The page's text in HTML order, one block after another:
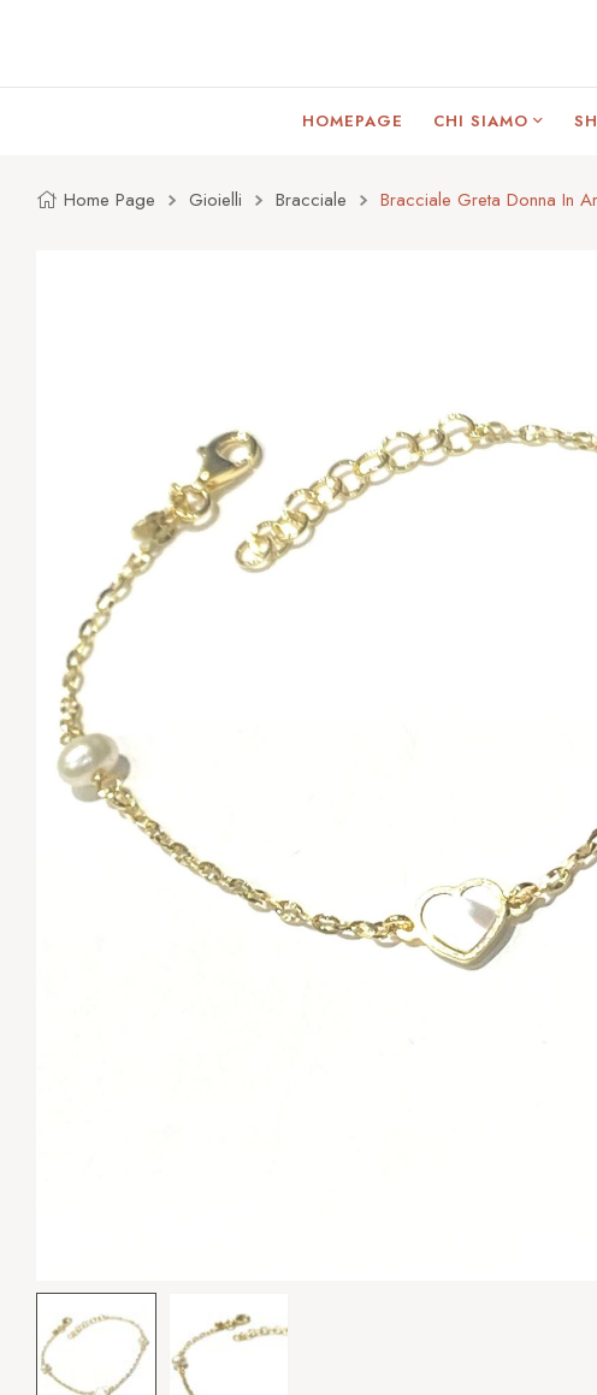
HOMEPAGE CHI SIAMO
Home Page Gioielli Bracciale Bracciale Greta Donna In